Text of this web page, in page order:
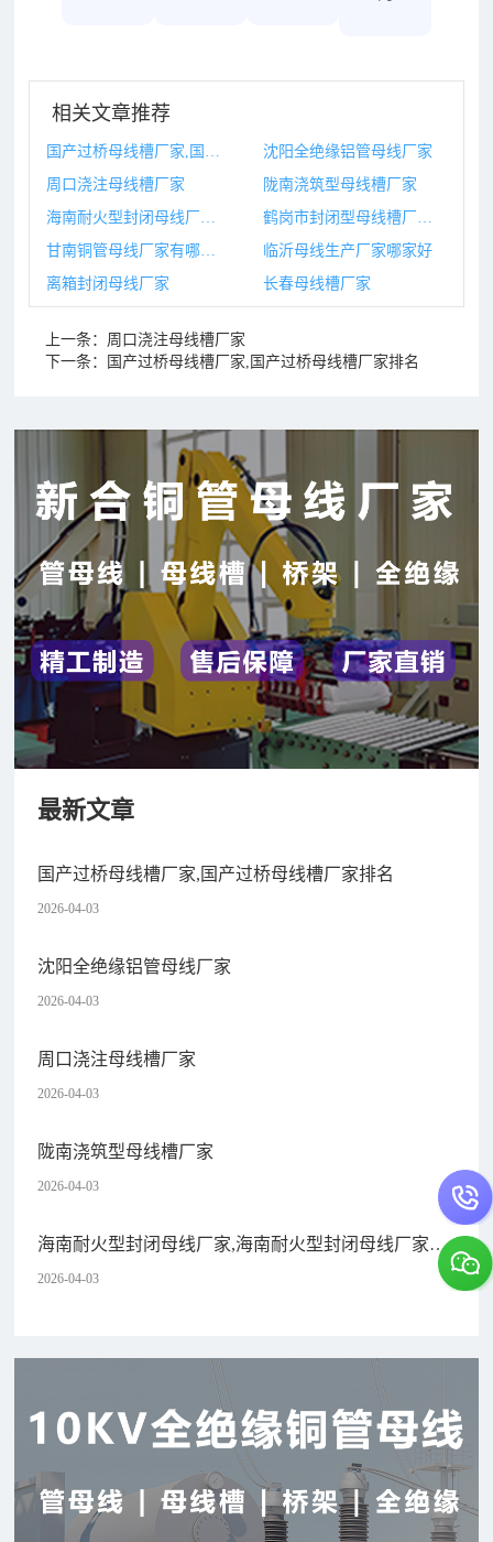
相关文章推荐
沈阳全绝缘铝管母线厂家
周口浇注母线槽厂家
陇南浇筑型母线槽厂家
临沂母线生产厂家哪家好
离箱封闭母线厂家
长春母线槽厂家
上一条： 周口浇注母线槽厂家
下一条：
国产过桥母线槽厂家,国产过桥母线槽厂家排名
最新文章
国产过桥母线槽厂家,国产过桥母线槽厂家排名
2026-04-03
沈阳全绝缘铝管母线厂家
2026-04-03
周口浇注母线槽厂家
2026-04-03
陇南浇筑型母线槽厂家
2026-04-03
海南耐火型封闭母线厂家,海南耐火型封闭母线厂家电
话
2026-04-03